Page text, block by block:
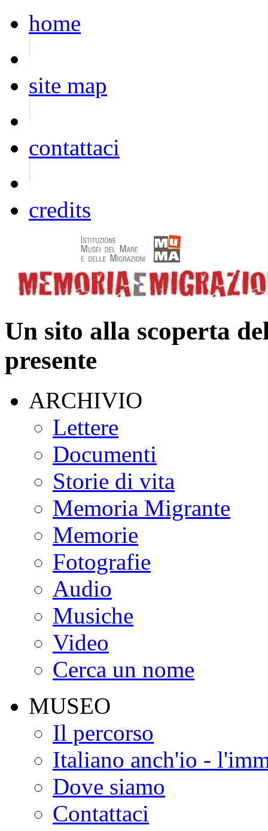
home
site map
contattaci
credits
Un sito alla scoperta
presente
ARCHIVIO
Lettere
Documenti
Storie di vita
Memoria Migrante
Memorie
Fotografie
Audio
Musiche
Video
Cerca un nome
MUSEO
Il percorso
Italiano anch'io -
Dove siamo
Contattaci